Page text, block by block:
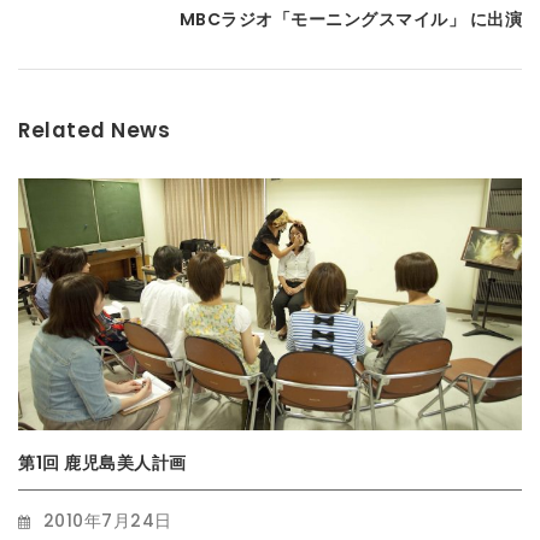
MBCラジオ「モーニングスマイル」 に出演
Related News
第1回 鹿児島美人計画
2010年7月24日